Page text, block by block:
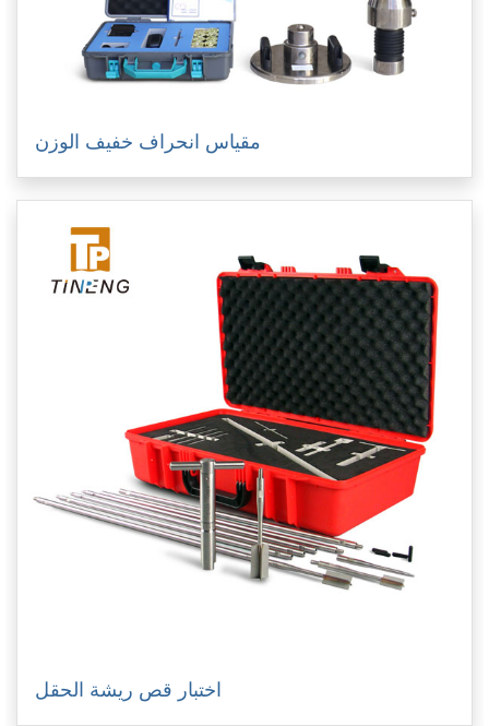
مقياس انحراف خفيف الوزن
اختبار قص ريشة الحقل